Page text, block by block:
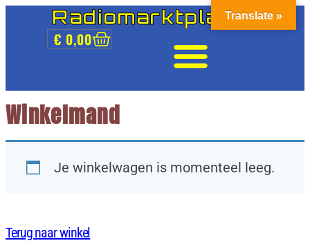
Radiomarktplaats
€ 0,00
Winkelmand
Je winkelwagen is momenteel leeg.
Terug naar winkel
Translate »